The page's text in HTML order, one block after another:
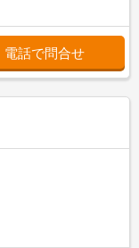
電話で問合せ